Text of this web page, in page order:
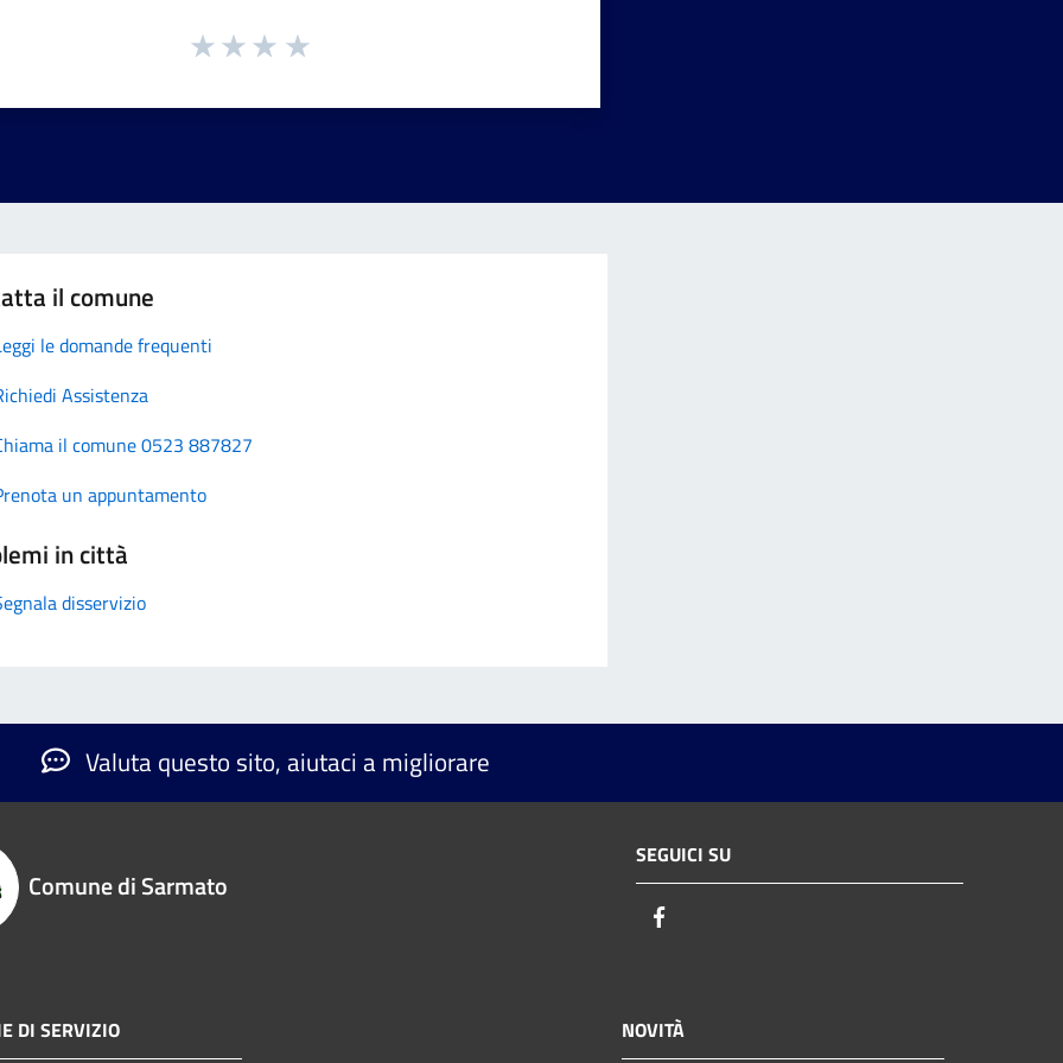
il comune
le domande frequenti
Assistenza
il comune 0523 887827
un appuntamento
in città
disservizio
Valuta questo sito, aiutaci a migliorare
Comune di Sarmato
SEGUICI SU
DI SERVIZIO NOVITÀ